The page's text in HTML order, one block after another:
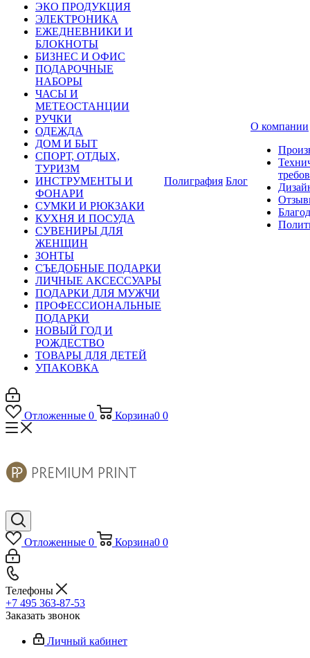
ЭКО ПРОДУКЦИЯ
ЭЛЕКТРОНИКА
ЕЖЕДНЕВНИКИ И
БЛОКНОТЫ
БИЗНЕС И ОФИС
ПОДАРОЧНЫЕ
НАБОРЫ
ЧАСЫ И
МЕТЕОСТАНЦИИ
РУЧКИ
ОДЕЖДА
ДОМ И БЫТ
СПОРТ, ОТДЫХ,
ТУРИЗМ
ИНСТРУМЕНТЫ И
ФОНАРИ
СУМКИ И РЮКЗАКИ
КУХНЯ И ПОСУДА
СУВЕНИРЫ ДЛЯ
ЖЕНЩИН
ЗОНТЫ
СЪЕДОБНЫЕ ПОДАРКИ
ЛИЧНЫЕ АКСЕССУАРЫ
ПОДАРКИ ДЛЯ МУЖЧИ
ПРОФЕССИОНАЛЬНЫЕ
ПОДАРКИ
НОВЫЙ ГОД И
РОЖДЕСТВО
ТОВАРЫ ДЛЯ ДЕТЕЙ
УПАКОВКА
Полиграфия Блог
О компании
Отложенные 0 Корзина0 0
Отложенные 0 Корзина0 0
Телефоны
+7 495 363-87-53
Заказать звонок
Личный кабинет